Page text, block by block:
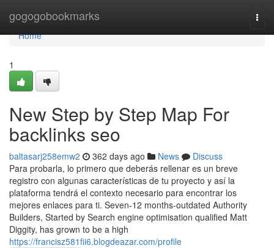
gogogobookmarks
Home
Home
1
New Step by Step Map For
backlinks seo
baltasarj258emw2 362 days ago News
Discuss
Para probarla, lo primero que deberás rellenar es un breve
registro con algunas características de tu proyecto y así la
plataforma tendrá el contexto necesario para encontrar los
mejores enlaces para ti. Seven-12 months-outdated Authority
Builders, Started by Search engine optimisation qualified Matt
Diggity, has grown to be a high
https://francisz581fii6.blogdeazar.com/profile